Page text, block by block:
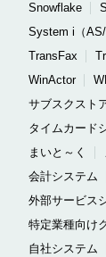
Snowflake
System i（
TransFax
WinActor
サブスクスト
タイムカード
まいと～く
会計システム
外部サービス
特定業種向け
自社システム